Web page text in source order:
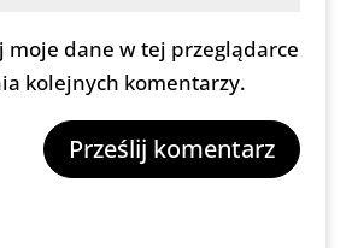
moje dane w tej przeglądarce
kolejnych komentarzy.